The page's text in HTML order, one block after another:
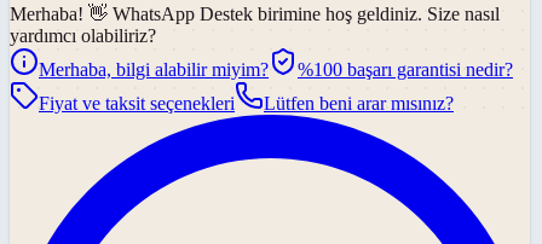
Merhaba! 👋 WhatsApp Destek birimine hoş geldiniz. Size nasıl
yardımcı olabiliriz?
Merhaba, bilgi alabilir miyim?
%100 başarı garantisi nedir?
Fiyat ve taksit seçenekleri
Lütfen beni arar mısınız?